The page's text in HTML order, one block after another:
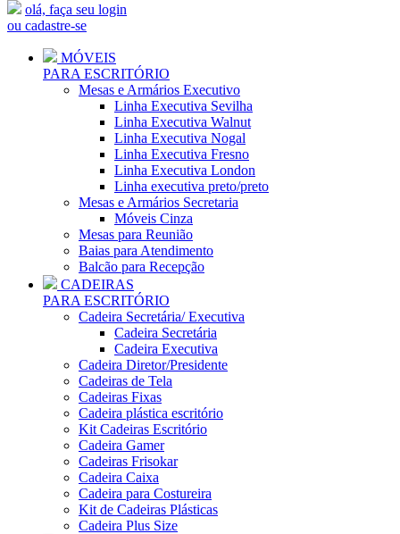
olá, faça seu login
ou cadastre-se
MÓVEIS
PARA ESCRITÓRIO
Mesas e Armários Executivo
Linha Executiva Sevilha
Linha Executiva Walnut
Linha Executiva Nogal
Linha Executiva Fresno
Linha Executiva London
Linha executiva preto/preto
Mesas e Armários Secretaria
Móveis Cinza
Mesas para Reunião
Baias para Atendimento
Balcão para Recepção
CADEIRAS
PARA ESCRITÓRIO
Cadeira Secretária/ Executiva
Cadeira Secretária
Cadeira Executiva
Cadeira Diretor/Presidente
Cadeiras de Tela
Cadeiras Fixas
Cadeira plástica escritório
Kit Cadeiras Escritório
Cadeira Gamer
Cadeiras Frisokar
Cadeira Caixa
Cadeira para Costureira
Kit de Cadeiras Plásticas
Cadeira Plus Size